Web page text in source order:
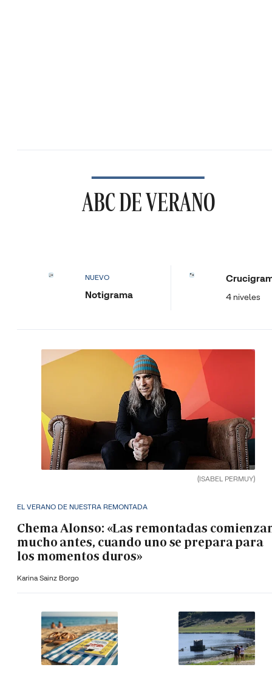
ABC DE VERANO
NUEVO
Notigrama 4 niveles
(ISABEL PERMUY)
EL VERANO DE NUESTRA REMONTADA
Chema Alonso: «Las remontadas
mucho antes, cuando uno se prepara para
los momentos duros»
Karina Sainz Borgo